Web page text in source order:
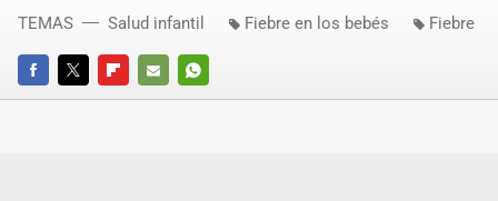
FACEBOOKTWITTERFLIPBOARD
E-
WHATSAPP
TEMAS Salud infantil Fiebre en los bebés Fiebre